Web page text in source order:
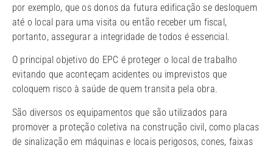
por exemplo, que os donos da futura edificação se desloquem
até o local para uma visita ou então receber um fiscal,
portanto, assegurar a integridade de todos é essencial.
O principal objetivo do EPC é proteger o local de trabalho
evitando que aconteçam acidentes ou imprevistos que
coloquem risco à saúde de quem transita pela obra.
São diversos os equipamentos que são utilizados para
promover a proteção coletiva na construção civil, como placas
de sinalização em máquinas e locais perigosos, cones, faixas